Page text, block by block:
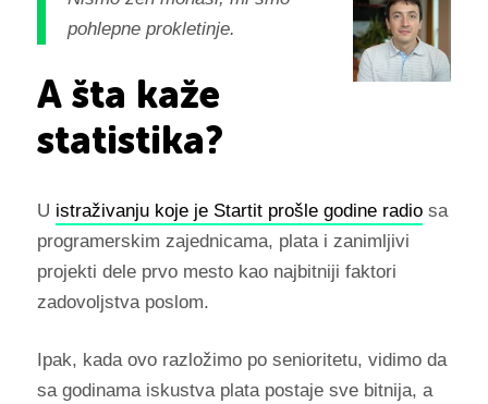
pohlepne prokletinje.
A šta kaže
statistika?
U istraživanju koje je Startit prošle godine radiosa
programerskim zajednicama, plata i zanimljivi
projekti dele prvo mesto kao najbitniji faktori
zadovoljstva poslom.
Ipak, kada ovo razložimo po senioritetu, vidimo da
sa godinama iskustva plata postaje sve bitnija, a